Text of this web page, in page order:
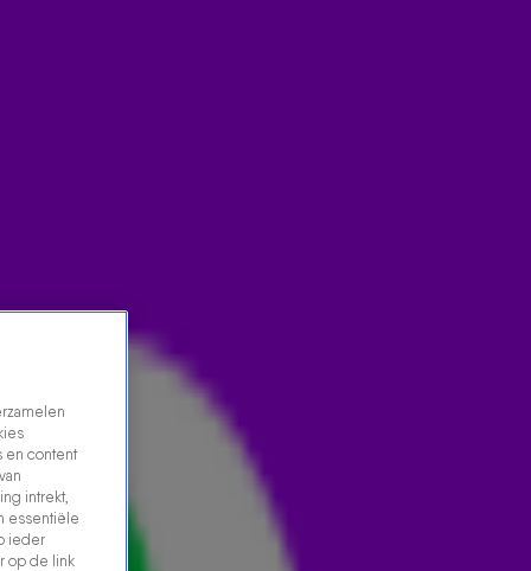
en content
intrekt,
essentiële
ieder
op de link